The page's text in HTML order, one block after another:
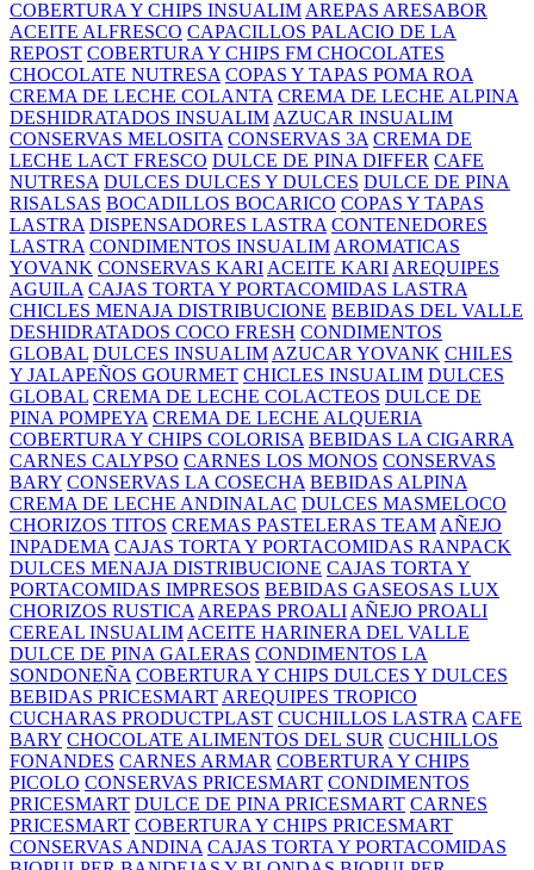
COBERTURA Y CHIPS INSUALIM AREPAS ARESABOR
ACEITE ALFRESCO CAPACILLOS PALACIO DE LA
REPOST COBERTURA Y CHIPS FM CHOCOLATES
CHOCOLATE NUTRESA COPAS Y TAPAS POMA ROA
CREMA DE LECHE COLANTA CREMA DE LECHE ALPINA
DESHIDRATADOS INSUALIM AZUCAR INSUALIM
CONSERVAS MELOSITA CONSERVAS 3A CREMA DE
LECHE LACT FRESCO DULCE DE PINA DIFFER CAFE
NUTRESA DULCES DULCES Y DULCES DULCE DE PINA
RISALSAS BOCADILLOS BOCARICO COPAS Y TAPAS
LASTRA DISPENSADORES LASTRA CONTENEDORES
LASTRA CONDIMENTOS INSUALIM AROMATICAS
YOVANK CONSERVAS KARI ACEITE KARI AREQUIPES
AGUILA CAJAS TORTA Y PORTACOMIDAS LASTRA
CHICLES MENAJA DISTRIBUCIONE BEBIDAS DEL VALLE
DESHIDRATADOS COCO FRESH CONDIMENTOS
GLOBAL DULCES INSUALIM AZUCAR YOVANK CHILES
Y JALAPEÑOS GOURMET CHICLES INSUALIM DULCES
GLOBAL CREMA DE LECHE COLACTEOS DULCE DE
PINA POMPEYA CREMA DE LECHE ALQUERIA
COBERTURA Y CHIPS COLORISA BEBIDAS LA CIGARRA
CARNES CALYPSO CARNES LOS MONOS CONSERVAS
BARY CONSERVAS LA COSECHA BEBIDAS ALPINA
CREMA DE LECHE ANDINALAC DULCES MASMELOCO
CHORIZOS TITOS CREMAS PASTELERAS TEAM AÑEJO
INPADEMA CAJAS TORTA Y PORTACOMIDAS RANPACK
DULCES MENAJA DISTRIBUCIONE CAJAS TORTA Y
PORTACOMIDAS IMPRESOS BEBIDAS GASEOSAS LUX
CHORIZOS RUSTICA AREPAS PROALI AÑEJO PROALI
CEREAL INSUALIM ACEITE HARINERA DEL VALLE
DULCE DE PINA GALERAS CONDIMENTOS LA
SONDONEÑA COBERTURA Y CHIPS DULCES Y DULCES
BEBIDAS PRICESMART AREQUIPES TROPICO
CUCHARAS PRODUCTPLAST CUCHILLOS LASTRA CAFE
BARY CHOCOLATE ALIMENTOS DEL SUR CUCHILLOS
FONANDES CARNES ARMAR COBERTURA Y CHIPS
PICOLO CONSERVAS PRICESMART CONDIMENTOS
PRICESMART DULCE DE PINA PRICESMART CARNES
PRICESMART COBERTURA Y CHIPS PRICESMART
CONSERVAS ANDINA CAJAS TORTA Y PORTACOMIDAS